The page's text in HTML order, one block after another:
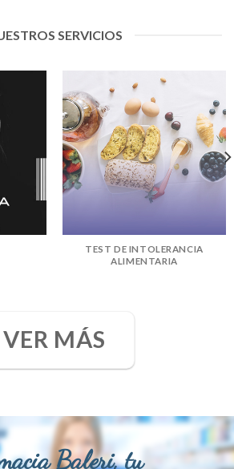
SERVICIOS
TEST DE INTOLERANCIA
ALIMENTARIA
VER MÁS
Baleri, tu